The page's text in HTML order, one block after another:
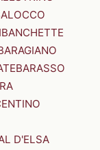
BANCHETTE
BARASSO
D'ELSA